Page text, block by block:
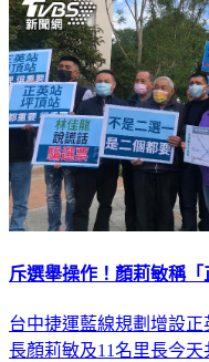
斥選舉操作！顏莉敏稱
台中捷運藍線規劃增設
長顏莉敏及11名里長今